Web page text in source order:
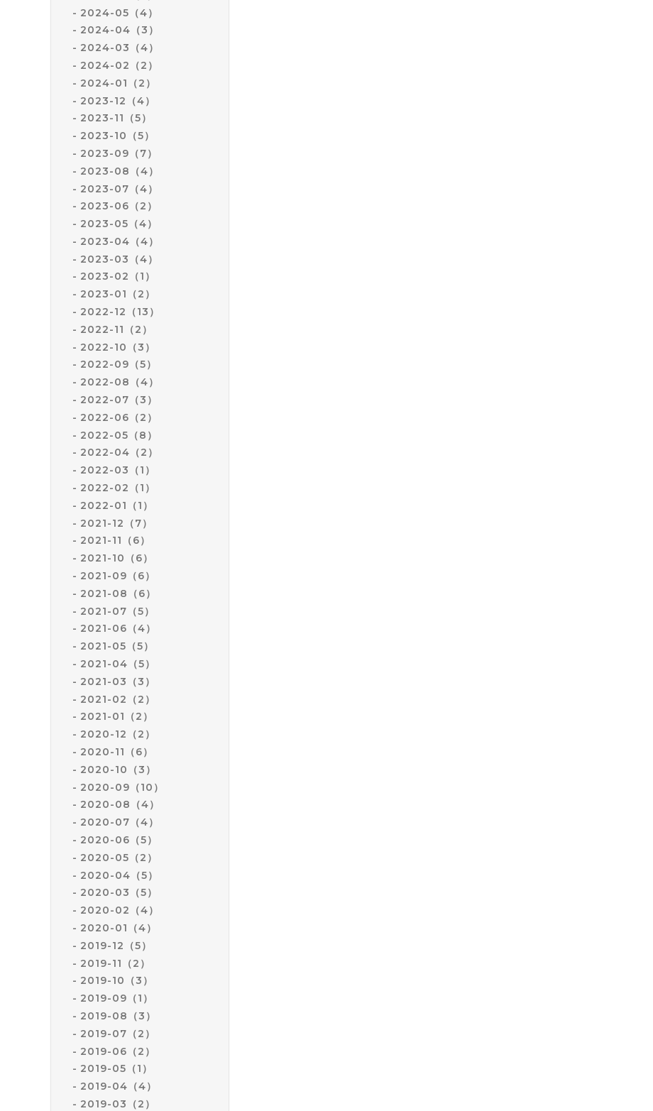
2024-05（4）
2024-04（3）
2024-03（4）
2024-02（2）
2024-01（2）
2023-12（4）
2023-11（5）
2023-10（5）
2023-09（7）
2023-08（4）
2023-07（4）
2023-06（2）
2023-05（4）
2023-04（4）
2023-03（4）
2023-02（1）
2023-01（2）
2022-12（13）
2022-11（2）
2022-10（3）
2022-09（5）
2022-08（4）
2022-07（3）
2022-06（2）
2022-05（8）
2022-04（2）
2022-03（1）
2022-02（1）
2022-01（1）
2021-12（7）
2021-11（6）
2021-10（6）
2021-09（6）
2021-08（6）
2021-07（5）
2021-06（4）
2021-05（5）
2021-04（5）
2021-03（3）
2021-02（2）
2021-01（2）
2020-12（2）
2020-11（6）
2020-10（3）
2020-09（10）
2020-08（4）
2020-07（4）
2020-06（5）
2020-05（2）
2020-04（5）
2020-03（5）
2020-02（4）
2020-01（4）
2019-12（5）
2019-11（2）
2019-10（3）
2019-09（1）
2019-08（3）
2019-07（2）
2019-06（2）
2019-05（1）
2019-04（4）
2019-03（2）